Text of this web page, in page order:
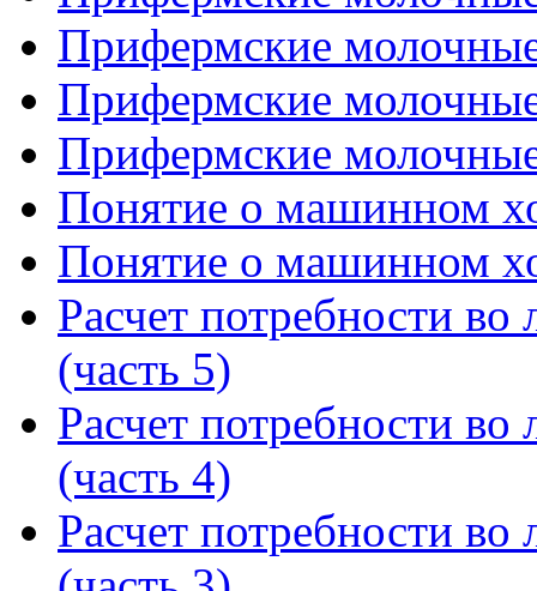
Прифермские
Прифермские
Прифермские
Понятие о машинном
Понятие о машинном
Расчет потребности во
(часть 5)
Расчет потребности во
(часть 4)
Расчет потребности во